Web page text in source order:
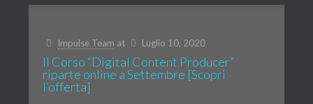
Impulse Team at Luglio 10, 2020
Il Corso “Digital Content Producer”
riparte online a Settembre [Scopri
l’offerta]